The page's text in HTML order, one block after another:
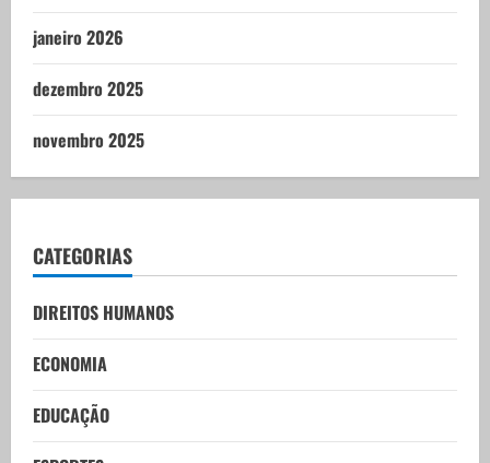
janeiro 2026
dezembro 2025
novembro 2025
CATEGORIAS
DIREITOS HUMANOS
ECONOMIA
EDUCAÇÃO